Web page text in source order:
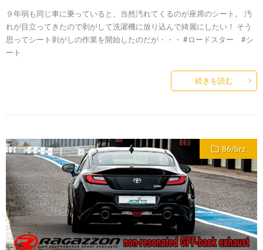
９年弱も同じ車に乗っていると、当然汚れてくるのが座席のシート。 汚
れが目立ってきたので剥がして洗濯機に放り込んで綺麗にしたい！ そう
思ってシート剥がしの作業を開始したのだが・・・ #ロードスター #シ
ート
続きを読む
86/brz